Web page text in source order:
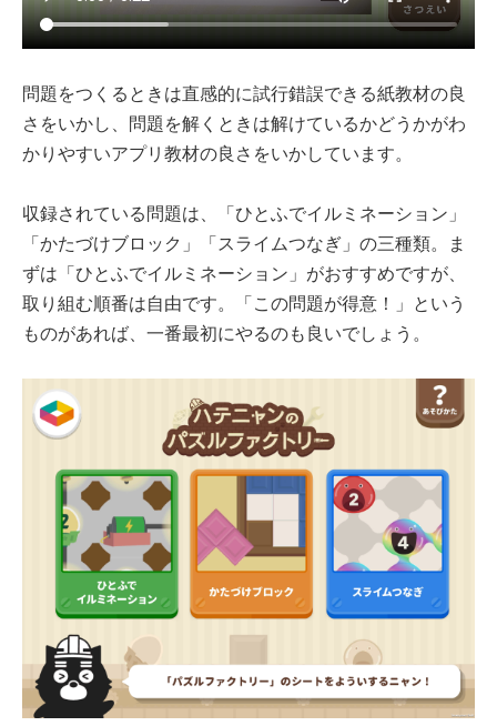
問題をつくるときは直感的に試行錯誤できる紙教材の良
さをいかし、問題を解くときは解けているかどうかがわ
かりやすいアプリ教材の良さをいかしています。
収録されている問題は、「ひとふでイルミネーション」
「かたづけブロック」「スライムつなぎ」の三種類。ま
ずは「ひとふでイルミネーション」がおすすめですが、
取り組む順番は自由です。「この問題が得意！」という
ものがあれば、一番最初にやるのも良いでしょう。